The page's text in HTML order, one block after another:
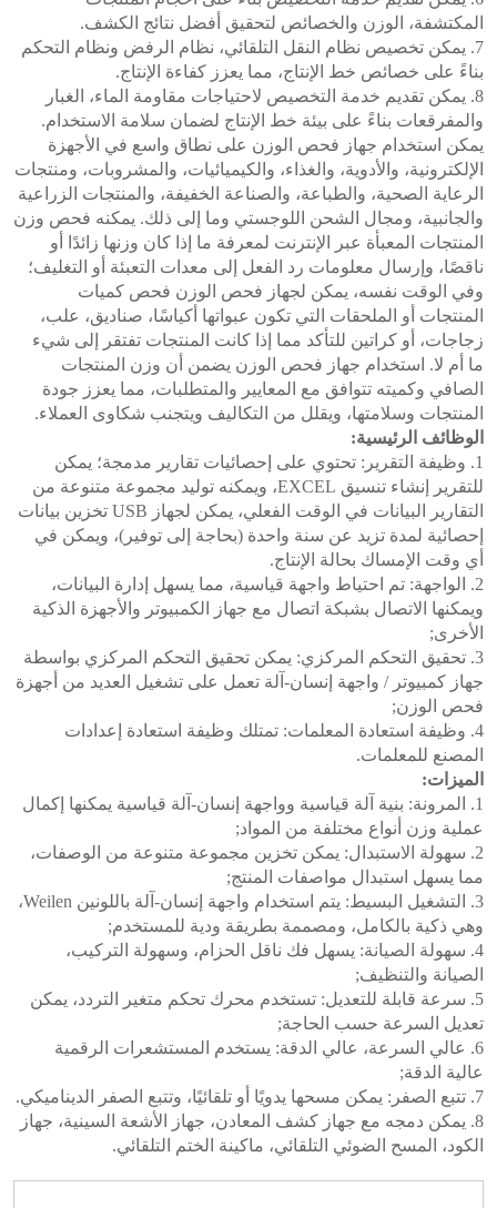
المكتشفة، الوزن والخصائص لتحقيق أفضل نتائج الكشف.
7. يمكن تخصيص نظام النقل التلقائي، نظام الرفض ونظام التحكم
بناءً على خصائص خط الإنتاج، مما يعزز كفاءة الإنتاج.
8. يمكن تقديم خدمة التخصيص لاحتياجات مقاومة الماء، الغبار
والمفرقعات بناءً على بيئة خط الإنتاج لضمان سلامة الاستخدام.
يمكن استخدام جهاز فحص الوزن على نطاق واسع في الأجهزة
الإلكترونية، والأدوية، والغذاء، والكيميائيات، والمشروبات، ومنتجات
الرعاية الصحية، والطباعة، والصناعة الخفيفة، والمنتجات الزراعية
والجانبية، ومجال الشحن اللوجستي وما إلى ذلك. يمكنه فحص وزن
المنتجات المعبأة عبر الإنترنت لمعرفة ما إذا كان وزنها زائدًا أو
ناقصًا، وإرسال معلومات رد الفعل إلى معدات التعبئة أو التغليف؛
وفي الوقت نفسه، يمكن لجهاز فحص الوزن فحص كميات
المنتجات أو الملحقات التي تكون عبواتها أكياسًا، صناديق، علب،
زجاجات، أو كراتين للتأكد مما إذا كانت المنتجات تفتقر إلى شيء
ما أم لا. استخدام جهاز فحص الوزن يضمن أن وزن المنتجات
الصافي وكميته تتوافق مع المعايير والمتطلبات، مما يعزز جودة
المنتجات وسلامتها، ويقلل من التكاليف ويتجنب شكاوى العملاء.
الوظائف الرئيسية:
1. وظيفة التقرير: تحتوي على إحصائيات تقارير مدمجة؛ يمكن
للتقرير إنشاء تنسيق EXCEL، ويمكنه توليد مجموعة متنوعة من
التقارير البيانات في الوقت الفعلي، يمكن لجهاز USB تخزين بيانات
إحصائية لمدة تزيد عن سنة واحدة (بحاجة إلى توفير)، ويمكن في
أي وقت الإمساك بحالة الإنتاج.
2. الواجهة: تم احتياط واجهة قياسية، مما يسهل إدارة البيانات،
ويمكنها الاتصال بشبكة اتصال مع جهاز الكمبيوتر والأجهزة الذكية
الأخرى;
3. تحقيق التحكم المركزي: يمكن تحقيق التحكم المركزي بواسطة
جهاز كمبيوتر / واجهة إنسان-آلة تعمل على تشغيل العديد من أجهزة
فحص الوزن;
4. وظيفة استعادة المعلمات: تمتلك وظيفة استعادة إعدادات
المصنع للمعلمات.
الميزات:
1. المرونة: بنية آلة قياسية وواجهة إنسان-آلة قياسية يمكنها إكمال
عملية وزن أنواع مختلفة من المواد;
2. سهولة الاستبدال: يمكن تخزين مجموعة متنوعة من الوصفات،
مما يسهل استبدال مواصفات المنتج;
3. التشغيل البسيط: يتم استخدام واجهة إنسان-آلة باللونين Weilen،
وهي ذكية بالكامل، ومصممة بطريقة ودية للمستخدم;
4. سهولة الصيانة: يسهل فك ناقل الحزام، وسهولة التركيب،
الصيانة والتنظيف;
5. سرعة قابلة للتعديل: تستخدم محرك تحكم متغير التردد، يمكن
تعديل السرعة حسب الحاجة;
6. عالي السرعة، عالي الدقة: يستخدم المستشعرات الرقمية
عالية الدقة;
7. تتبع الصفر: يمكن مسحها يدويًا أو تلقائيًا، وتتبع الصفر الديناميكي.
8. يمكن دمجه مع جهاز كشف المعادن، جهاز الأشعة السينية، جهاز
الكود، المسح الضوئي التلقائي، ماكينة الختم التلقائي.